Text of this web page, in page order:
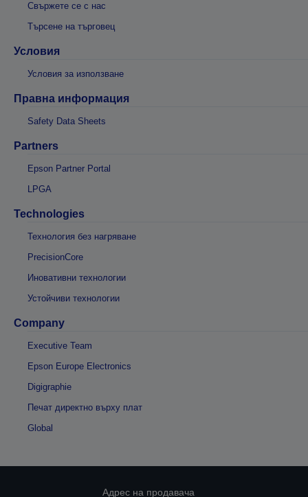
Свържете се с нас
Търсене на търговец
Условия
Условия за използване
Правна информация
Safety Data Sheets
Partners
Epson Partner Portal
LPGA
Technologies
Технология без нагряване
PrecisionCore
Иновативни технологии
Устойчиви технологии
Company
Executive Team
Epson Europe Electronics
Digigraphie
Печат директно върху плат
Global
Адрес на продавача